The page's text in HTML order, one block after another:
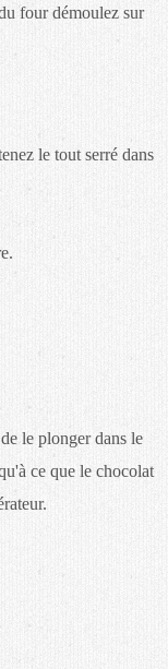
four démoulez sur
le tout serré dans
le plonger dans le
ce que le chocolat